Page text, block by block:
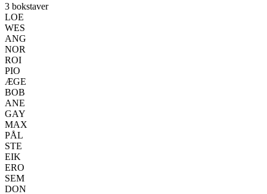
3 bokstaver
LOE
WES
ANG
NOR
ROI
PIO
ÆGE
BOB
ANE
GAY
MAX
PÅL
STE
EIK
ERO
SEM
DON